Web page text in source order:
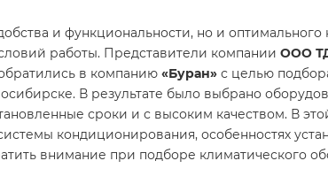
и функциональности, но и оптимального
работы. Представители компании ООО
в компанию «Буран» с целью
В результате было выбрано
сроки и с высоким качеством. В
кондиционирования, особенностях
внимание при подборе климатического